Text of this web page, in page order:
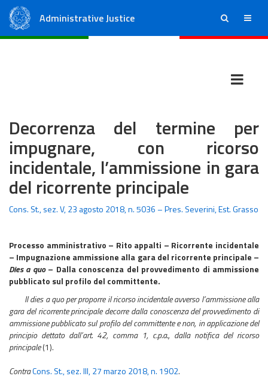
Administrative Justice ricerca menu
Decorrenza del termine per
impugnare, con ricorso
incidentale, l’ammissione in gara
del ricorrente principale
Cons. St., sez. V, 23 agosto 2018, n. 5036 – Pres. Severini, Est. Grasso
Processo amministrativo – Rito appalti – Ricorrente incidentale
– Impugnazione ammissione alla gara del ricorrente principale –
Dies a quo– Dalla conoscenza del provvedimento di ammissione
pubblicato sul profilo del committente.
Il dies a quo per proporre il ricorso incidentale avverso l’ammissione alla
gara del ricorrente principale decorre dalla conoscenza del provvedimento di
ammissione pubblicato sul profilo del committente e non, in applicazione del
principio dettato dall’art. 42, comma 1, c.p.a., dalla notifica del ricorso
principale(1).
ContraCons. St., sez. III, 27 marzo 2018, n. 1902.